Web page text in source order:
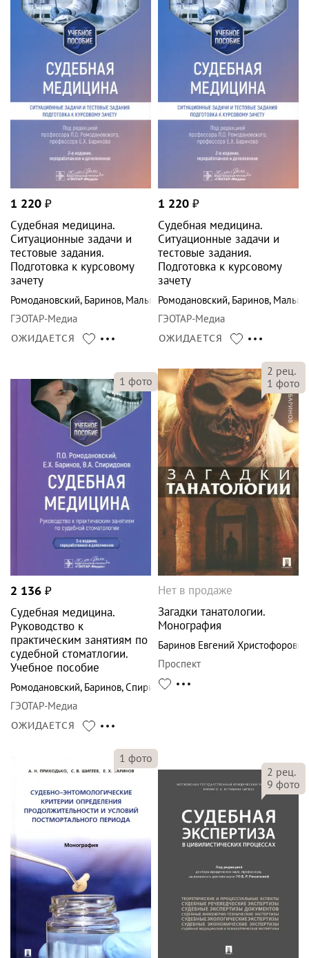
1 220 ₽
Судебная медицина.
Ситуационные задачи и
тестовые задания.
Подготовка к курсовому
зачету
Ромодановский, Баринов, Мальцев
ГЭОТАР-Медиа
ОЖИДАЕТСЯ
1 220 ₽
Судебная медицина.
Ситуационные задачи и
тестовые задания.
Подготовка к курсовому
зачету
Ромодановский, Баринов,
ГЭОТАР-Медиа
ОЖИДАЕТСЯ
1 фото
2 136 ₽
Судебная медицина.
Руководство к
практическим занятиям по
судебной стоматлогии.
Учебное пособие
Ромодановский, Баринов,Спиридонов
ГЭОТАР-Медиа
ОЖИДАЕТСЯ
2 рец.
1 фото
Нет в продаже
Загадки танатологии.
Монография
Баринов Евгений Христофорович
Проспект
1 фото
2 рец.
9 фото